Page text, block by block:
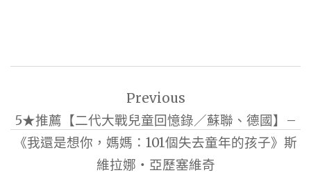
導
覽
Previous
5★推薦【二代大戰兒童回憶錄／蘇聯、德國】–
《我還是想你，媽媽：101個失去童年的孩子》斯
維拉娜‧亞歷塞維奇